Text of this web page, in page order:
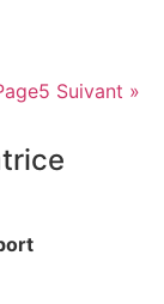
5 Suivant »